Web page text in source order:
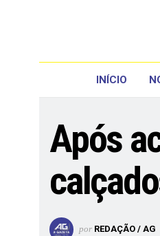
INÍCIO
Após
por REDAÇÃO / AG